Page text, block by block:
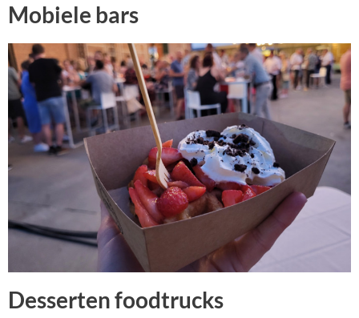
Mobiele bars
Desserten foodtrucks